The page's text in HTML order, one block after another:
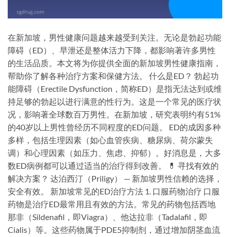
在新加坡，男性健康问题越来越受到关注。无论是勃起功能
障碍（ED）、早泄还是整体活力下降，都影响著许多男性
的生活品质。本文将为你提供全面的新加坡男性健康指南，
帮助你了解各种治疗方案和保健方法。 什么是ED？ 勃起功
能障碍（Erectile Dysfunction，简称ED）是指无法达到或维
持足够的勃起以进行满意的性行为。这是一个常见的医疗状
况，影响著全球数百万男性。在新加坡，研究表明约有51%
的40岁以上男性曾经历不同程度的ED问题。 ED的成因多种
多样，包括生理因素（如心血管疾病、糖尿病、荷尔蒙失
调）和心理因素（如压力、焦虑、抑郁）。好消息是，大多
数ED病例都可以通过适当的治疗得到改善。 💊 寻找有效的
解决方案？ 达泊西汀（Priligy） — 新加坡男性信赖的选择，
安全有效。 新加坡常见的ED治疗方法 1. 口服药物治疗 口服
药物是治疗ED最常用且有效的方法。常见的药物包括西地
那非（Sildenafil，即Viagra）、他达拉非（Tadalafil，即
Cialis）等。这些药物属于PDE5抑制剂，通过增加阴茎血流